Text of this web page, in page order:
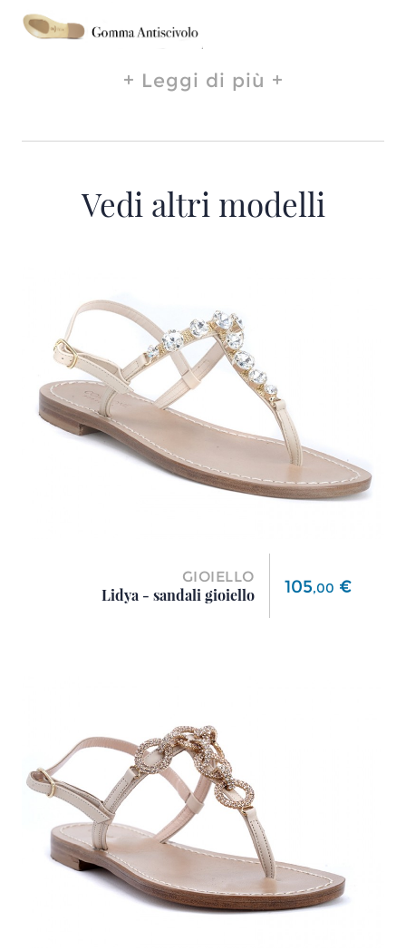
Leggi di più
Vedi altri modelli
GIOIELLO
Lidya - sandali gioiello
Prezzo
105,00 €